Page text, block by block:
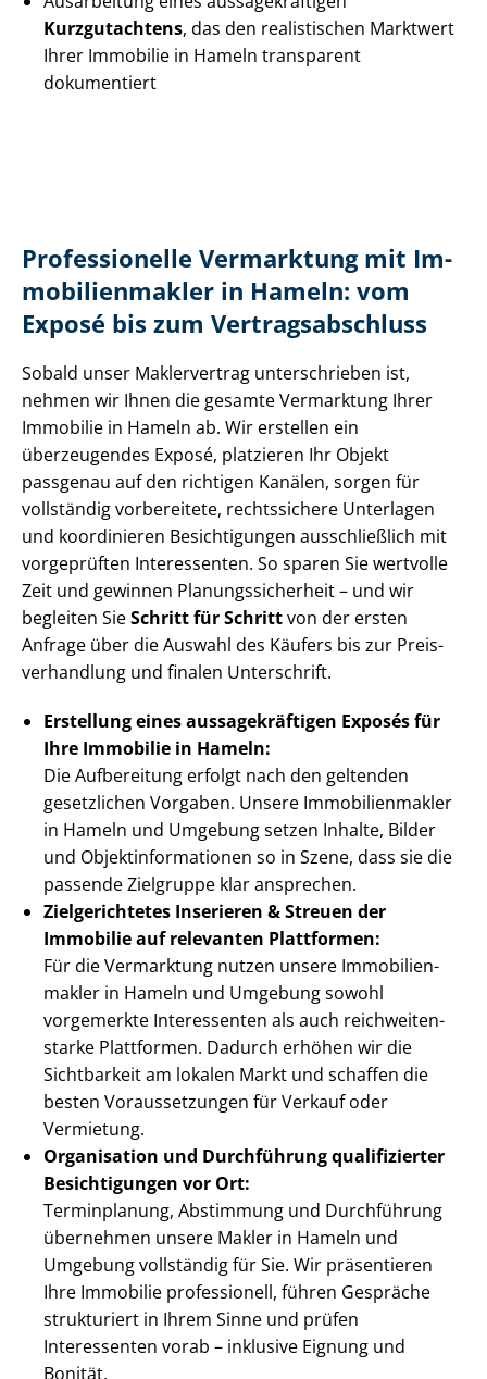
Kurzgutachtens, das den realistischen Marktwert
Ihrer Immobilie in Hameln transparent
dokumentiert
Professionelle Vermarktung mit Im­
mo­bi­li­en­mak­ler in Hameln: vom
Exposé bis zum Ver­trags­ab­schluss
Sobald unser Maklervertrag unterschrieben ist,
nehmen wir Ihnen die gesamte Vermarktung Ihrer
Immobilie in Hameln ab. Wir erstellen ein
überzeugendes Exposé, platzieren Ihr Objekt
passgenau auf den richtigen Kanälen, sorgen für
vollständig vorbereitete, rechtssichere Unterlagen
und koordinieren Besichtigungen ausschließlich mit
vorgeprüften Interessenten. So sparen Sie wertvolle
Zeit und gewinnen Pla­nungs­si­cher­heit – und wir
begleiten SieSchritt für Schrittvon der ersten
Anfrage über die Auswahl des Käufers bis zur Preis­
ver­hand­lung und finalen Unterschrift.
Erstellung eines aus­sa­ge­kräf­ti­gen Exposés für
Ihre Immobilie in Hameln:
Die Aufbereitung erfolgt nach den geltenden
gesetzlichen Vorgaben. Unsere Im­mo­bi­li­en­mak­ler
in Hameln und Umgebung setzen Inhalte, Bilder
und Ob­jekt­in­for­ma­tio­nen so in Szene, dass sie die
passende Zielgruppe klar ansprechen.
Zielgerichtetes Inserieren & Streuen der
Immobilie auf relevanten Plattformen:
Für die Vermarktung nutzen unsere Im­mo­bi­li­en­
mak­ler in Hameln und Umgebung sowohl
vorgemerkte Interessenten als auch reich­wei­ten­
star­ke Plattformen. Dadurch erhöhen wir die
Sichtbarkeit am lokalen Markt und schaffen die
besten Voraussetzungen für Verkauf oder
Vermietung.
Organisation und Durchführung qualifizierter
Besichtigungen vor Ort:
Terminplanung, Abstimmung und Durchführung
übernehmen unsere Makler in Hameln und
Umgebung vollständig für Sie. Wir präsentieren
Ihre Immobilie professionell, führen Gespräche
strukturiert in Ihrem Sinne und prüfen
Interessenten vorab – inklusive Eignung und
Bonität.